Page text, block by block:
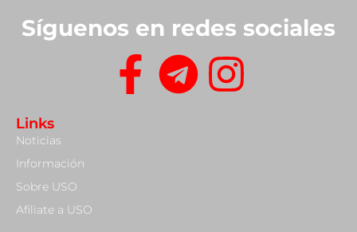
Síguenos en redes sociales
Links
Noticias
Información
Sobre USO
Afiliate a USO